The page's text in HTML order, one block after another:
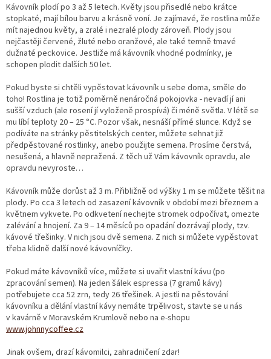
Kávovník plodí po 3 až 5 letech. Květy jsou přisedlé nebo krátce
stopkaté, mají bílou barvu a krásně voní. Je zajímavé, že rostlina může
mít najednou květy, a zralé i nezralé plody zároveň. Plody jsou
nejčastěji červené, žluté nebo oranžové, ale také temně tmavé
dužnaté peckovice. Jestliže má kávovník vhodné podmínky, je
schopen plodit dalších 50 let.
Pokud byste si chtěli vypěstovat kávovník u sebe doma, směle do
toho! Rostlina je totiž poměrně nenáročná pokojovka - nevadí jí ani
sušší vzduch (ale rosení jí vyloženě prospívá) či méně světla. V létě se
mu líbí teploty 20 – 25 °C. Pozor však, nesnáší přímé slunce. Když se
podíváte na stránky pěstitelských center, můžete sehnat již
předpěstované rostlinky, anebo použijte semena. Prosíme čerstvá,
nesušená, a hlavně nepražená. Z těch už Vám kávovník opravdu, ale
opravdu nevyroste…
Kávovník může dorůst až 3 m. Přibližně od výšky 1 m se můžete těšit na
plody. Po cca 3 letech od zasazení kávovník v období mezi březnem a
květnem vykvete. Po odkvetení nechejte stromek odpočívat, omezte
zalévání a hnojení. Za 9 – 14 měsíců po opadání dozrávají plody, tzv.
kávové třešinky. V nich jsou dvě semena. Z nich si můžete vypěstovat
třeba klidně další nové kávovníčky.
Pokud máte kávovníků více, můžete si uvařit vlastní kávu (po
zpracování semen). Na jeden šálek espressa (7 gramů kávy)
potřebujete cca 52 zrn, tedy 26 třešinek. A jestli na pěstování
kávovníku a dělání vlastní kávy nemáte trpělivost, stavte se u nás
v kavárně v Moravském Krumlově nebo na e-shopu
www.johnnycoffee.cz
Jinak ovšem, drazí kávomilci, zahradničení zdar!